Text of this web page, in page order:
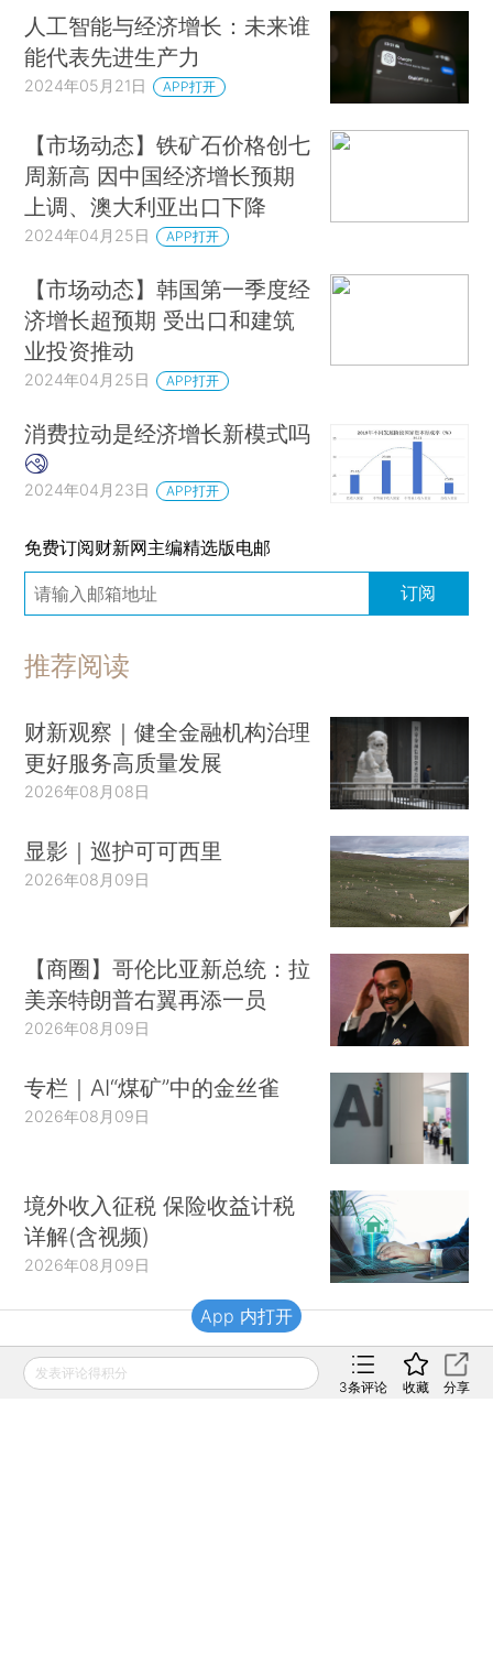
人工智能与经济增长：未来谁
能代表先进生产力
2024年05月21日 APP打开
【市场动态】铁矿石价格创七
周新高 因中国经济增长预期
上调、澳大利亚出口下降
2024年04月25日 APP打开
【市场动态】韩国第一季度经
济增长超预期 受出口和建筑
业投资推动
2024年04月25日 APP打开
消费拉动是经济增长新模式吗
2024年04月23日 APP打开
免费订阅财新网主编精选版电邮
订阅
推荐阅读
财新观察｜健全金融机构治理
更好服务高质量发展
2026年08月08日
显影｜巡护可可西里
2026年08月09日
【商圈】哥伦比亚新总统：拉
美亲特朗普右翼再添一员
2026年08月09日
专栏｜AI“煤矿”中的金丝雀
2026年08月09日
境外收入征税 保险收益计税
详解(含视频)
2026年08月09日
财新移动
发表评论得积分
3条评论 收藏 分享
App 内打开